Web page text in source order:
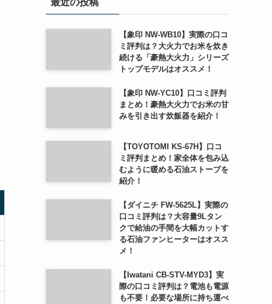
最近の投稿
【象印 NW-WB10】実際の口コ
ミ評判は？大火力でお米を炊き
続ける「豪熱大火力」シリーズ
トップモデルはオススメ！
【象印 NW-YC10】口コミ評判
まとめ！豪熱大火力でお米の甘
みを引き出す炊飯器を紹介！
【TOYOTOMI KS-67H】口コ
ミ評判まとめ！家全体を包み込
むように暖める石油ストーブを
紹介！
【ダイニチ FW-5625L】実際の
口コミ評判は？大容量9Lタン
クで給油の手間を大幅カットす
る石油ファンヒーターはオスス
メ！
【Iwatani CB-STV-MYD3】実
際の口コミ評判は？電池も電源
も不要！必要な場所に持ち運べ